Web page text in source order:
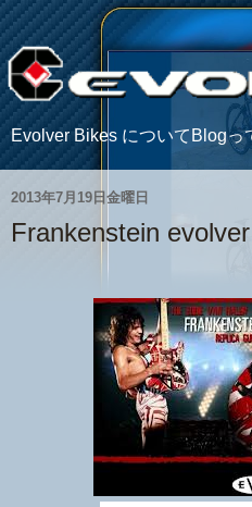
Evolver Bikes についてBlogっ
2013年7月19日金曜日
Frankenstein evolver